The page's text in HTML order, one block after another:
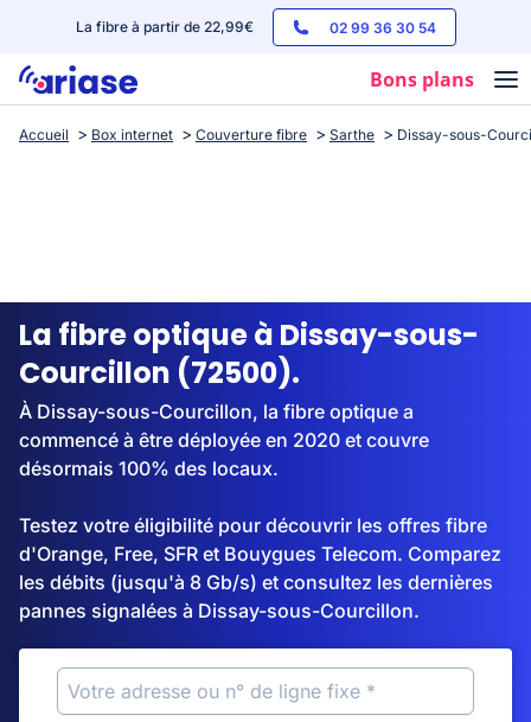
La fibre à partir de 22,99€ 02 99 36 30 54
Bons plans
Box internet
Streaming
Accueil Box internet Couverture fibre Sarthe Dissay-sous-
La fibre optique à Dissay-sous-
Courcillon (72500).
À Dissay-sous-Courcillon, la fibre optique a
commencé à être déployée en 2020 et couvre
désormais 100% des locaux.
Testez votre éligibilité pour découvrir les offres fibre
d'Orange, Free, SFR et Bouygues Telecom. Comparez
les débits (jusqu'à 8 Gb/s) et consultez les dernières
pannes signalées à Dissay-sous-Courcillon.